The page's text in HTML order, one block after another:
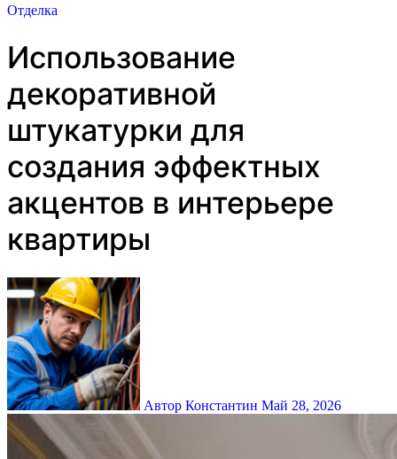
Отделка
Использование
декоративной
штукатурки для
создания эффектных
акцентов в интерьере
квартиры
Автор Константин Май 28, 2026